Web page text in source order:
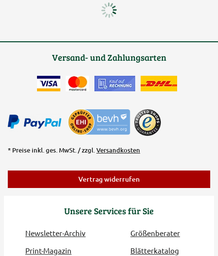
Unsere Services für Sie
Newsletter-Archiv
Größenberater
Print-Magazin
Blätterkatalog
Versand- und Zahlungsarten
* Preise inkl. ges. MwSt. / zzgl. Versandkosten
Vertrag widerrufen